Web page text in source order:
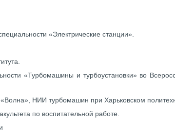
«Электрические станции».
«Турбомашины и турбоустановки» во
НИИ турбомашин при Харьковском
по воспитательной работе.